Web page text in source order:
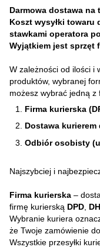
Darmowa dostawa na
Koszt wysyłki towaru
stawkami operatora
Wyjątkiem jest sprzęt
W zależności od ilości i
produktów, wybranej
możesz wybrać jedną z
Firma kurierska
Dostawa
Odbiór osobisty
Najszybciej i
Firma kurierska –
firmę kurierską DPD
Wybranie kuriera
że Twoje zamówienie
Wszystkie przesyłki